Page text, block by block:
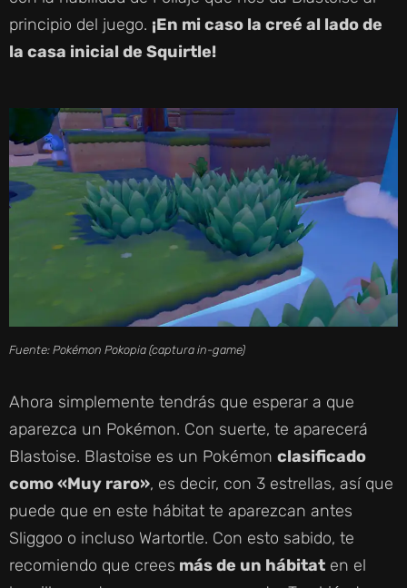
principio del juego. ¡En mi caso la creé al lado de
la casa inicial de Squirtle!
Fuente: Pokémon Pokopia (captura in-game)
Ahora simplemente tendrás que esperar a que
aparezca un Pokémon. Con suerte, te aparecerá
Blastoise. Blastoise es un Pokémon clasificado
como «Muy raro», es decir, con 3 estrellas, así que
puede que en este hábitat te aparezcan antes
Sliggoo o incluso Wartortle. Con esto sabido, te
recomiendo que crees másde un hábitat en el